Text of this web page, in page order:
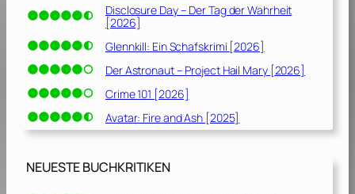
]
Disclosure Day – Der Tag der Wahrheit
[2026]
Glennkill: Ein Schafskrimi [2026]
Der Astronaut – Project Hail Mary [2026]
Crime 101 [2026]
Avatar: Fire and Ash [2025]
NEUESTE BUCHKRITIKEN